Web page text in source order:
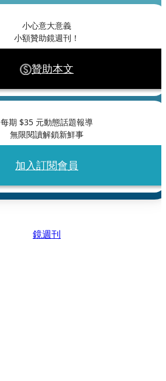
小心意大意義
小額贊助鏡週刊！
贊助本文
每期 $35 元動態話題報導
無限閱讀解鎖新鮮事
加入訂閱會員
鏡週刊